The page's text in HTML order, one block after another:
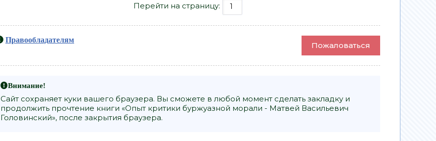
Перейти на страницу:
Правообладателям
Пожаловаться
Внимание!
Сайт сохраняет куки вашего браузера. Вы сможете в любой момент сделать закладку и
продолжить прочтение книги «Опыт критики буржуазной морали - Матвей Васильевич
Головинский», после закрытия браузера.